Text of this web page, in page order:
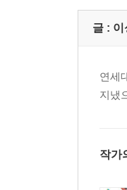
글 : 이
연세
지냈
작가